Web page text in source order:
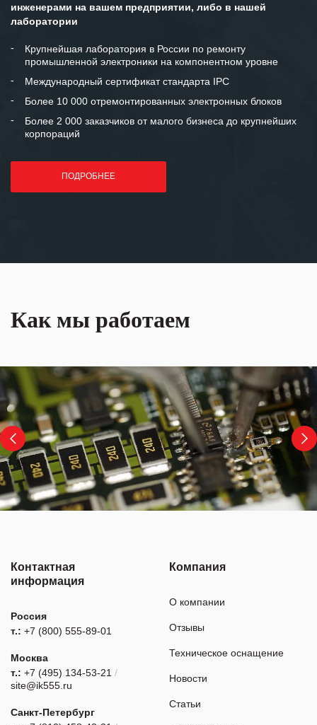
Мы высоко ценим сложившиеся
и доверительные партнерские
отношения и искренне желаем
«Инженерной компании «555» долгих
лет успеха и процветания.
инженерами на вашем предприятии, либо в нашей
лаборатории
Крупнейшая лаборатория в России по ремонту
промышленной электроники на компонентном уровне
Международный сертификат стандарта IPC
Более 10 000 отремонтированных электронных блоков
Более 2 000 заказчиков от малого бизнеса до крупнейших
корпораций
ПОДРОБНЕЕ
Как мы работаем
Контактная
информация
Россия
т.: +7 (800) 555-89-01
Москва
т.: +7 (495) 134-53-21 /
site@ik555.ru
Санкт-Петербург
Компания
О компании
Отзывы
Техническое оснащение
Новости
Статьи